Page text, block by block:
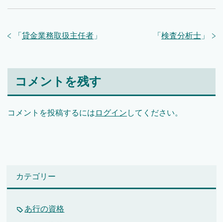
「 検査分析士 」
「 貸金業務取扱主任者 」
コメントを残す
コメントを投稿するには ログイン してください。
カテゴリー
あ行の資格